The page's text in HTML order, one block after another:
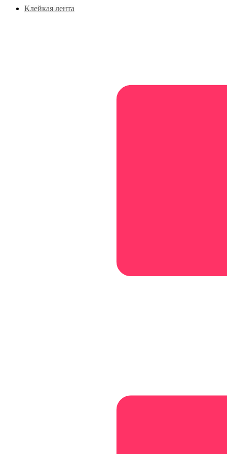
Клейкая лента